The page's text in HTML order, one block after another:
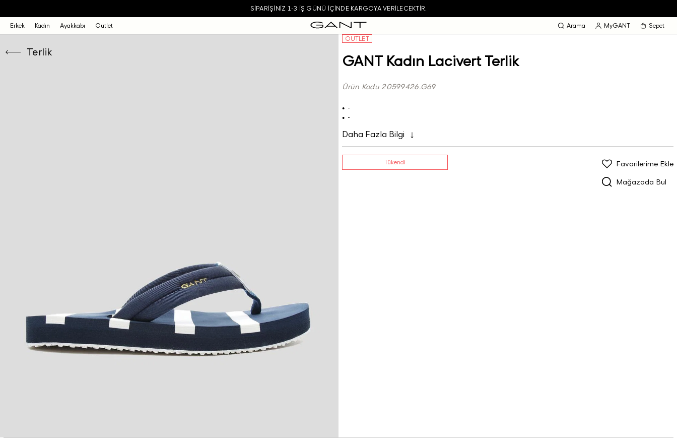
SIPARIŞINIZ 1-3 IŞ GÜNÜ IÇINDE KARGOYA VERILECEKTIR.
Erkek Kadın Ayakkabı Outlet Arama MyGANT Sepet
Terlik
OUTLET
GANT Kadın Lacivert Terlik
Ürün Kodu 20599426.G69
-
-
Daha Fazla Bilgi
Tükendi
Mağazada Bul
Favorilerime Ekle